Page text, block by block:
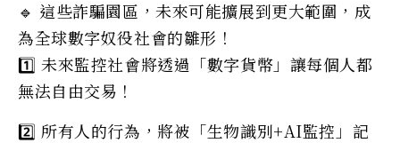
🔹 這些詐騙園區，未來可能擴展到更大範圍，成
為全球數字奴役社會的雛形！
1️⃣ 未來監控社會將透過「數字貨幣」讓每個人都
無法自由交易！
2️⃣ 所有人的行為，將被「生物識別+AI監控」記